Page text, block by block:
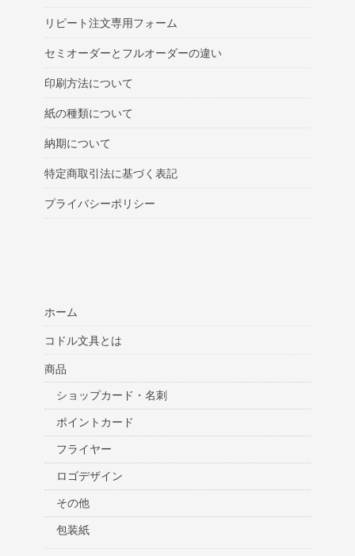
リピート注文専用フォーム
セミオーダーとフルオーダーの違い
印刷方法について
紙の種類について
納期について
特定商取引法に基づく表記
プライバシーポリシー
ホーム
コドル文具とは
商品
ショップカード・名刺
ポイントカード
フライヤー
ロゴデザイン
その他
包装紙